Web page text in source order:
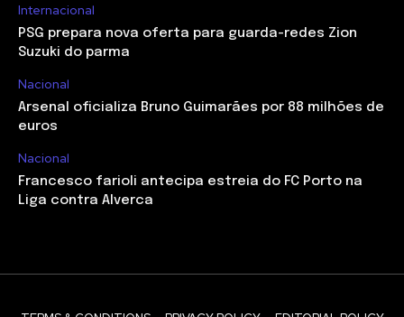
Internacional
PSG prepara nova oferta para guarda-redes Zion
Suzuki do parma
Nacional
Arsenal oficializa Bruno Guimarães por 88 milhões de
euros
Nacional
Francesco farioli antecipa estreia do FC Porto na
Liga contra Alverca